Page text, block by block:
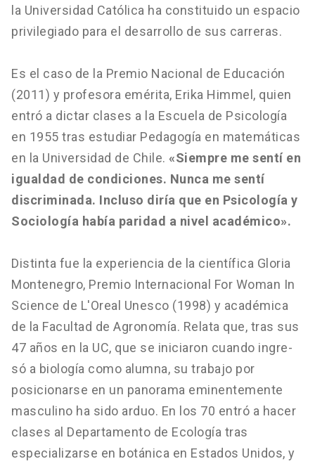
la Universidad Católica ha constituido un espacio
privilegiado para el desarrollo de sus carreras.
Es el caso de la Premio Nacional de Educación
(2011) y profesora emérita, Erika Himmel, quien
entró a dictar clases a la Escuela de Psicología
en 1955 tras estudiar Pedagogía en matemáticas
en la Universidad de Chile. «Siempre me sentí en
igualdad de condiciones. Nunca me sentí
discriminada. Incluso diría que en Psicología y
Sociología había paridad a nivel académico».
Distinta fue la experiencia de la científica Gloria
Montenegro, Premio Internacional For Woman In
Science de L'Oreal Unesco (1998) y académica
de la Facultad de Agronomía. Relata que, tras sus
47 años en la UC, que se iniciaron cuando ingre-
só a biología como alumna, su trabajo por
posicionarse en un panorama eminentemente
masculino ha sido arduo. En los 70 entró a hacer
clases al Departamento de Ecología tras
especializarse en botánica en Estados Unidos, y